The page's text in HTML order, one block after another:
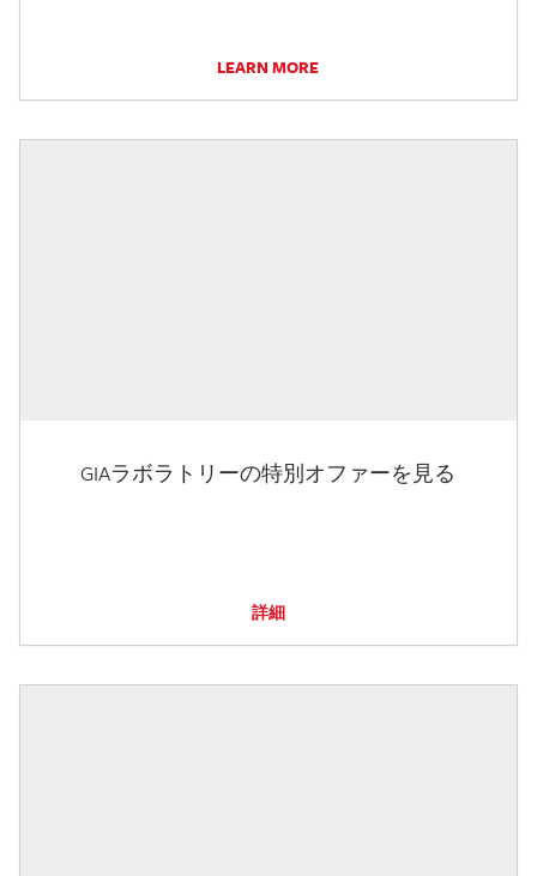
LEARN MORE
GIAラボラトリーの特別オファーを見る
詳細